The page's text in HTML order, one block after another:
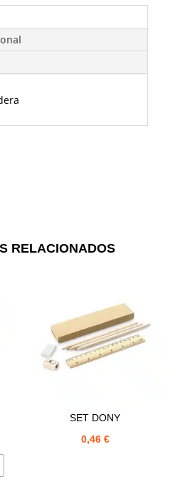
RELACIONADOS
SET DONY
0,46 €